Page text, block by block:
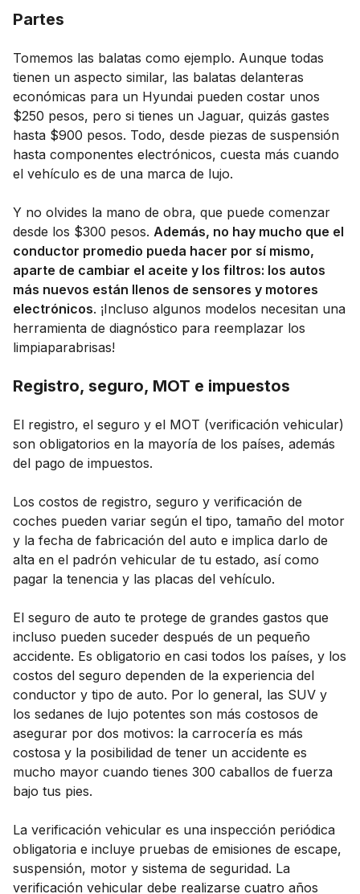
Partes
Tomemos las balatas como ejemplo. Aunque todas
tienen un aspecto similar, las balatas delanteras
económicas para un Hyundai pueden costar unos
$250 pesos, pero si tienes un Jaguar, quizás gastes
hasta $900 pesos. Todo, desde piezas de suspensión
hasta componentes electrónicos, cuesta más cuando
el vehículo es de una marca de lujo.
Y no olvides la mano de obra, que puede comenzar
desde los $300 pesos. Además, no hay mucho que el
conductor promedio pueda hacer por sí mismo,
aparte de cambiar el aceite y los filtros: los autos
más nuevos están llenos de sensores y motores
electrónicos. ¡Incluso algunos modelos necesitan una
herramienta de diagnóstico para reemplazar los
limpiaparabrisas!
Registro, seguro, MOT e impuestos
El registro, el seguro y el MOT (verificación vehicular)
son obligatorios en la mayoría de los países, además
del pago de impuestos.
Los costos de registro, seguro y verificación de
coches pueden variar según el tipo, tamaño del motor
y la fecha de fabricación del auto e implica darlo de
alta en el padrón vehicular de tu estado, así como
pagar la tenencia y las placas del vehículo.
El seguro de auto te protege de grandes gastos que
incluso pueden suceder después de un pequeño
accidente. Es obligatorio en casi todos los países, y los
costos del seguro dependen de la experiencia del
conductor y tipo de auto. Por lo general, las SUV y
los sedanes de lujo potentes son más costosos de
asegurar por dos motivos: la carrocería es más
costosa y la posibilidad de tener un accidente es
mucho mayor cuando tienes 300 caballos de fuerza
bajo tus pies.
La verificación vehicular es una inspección periódica
obligatoria e incluye pruebas de emisiones de escape,
suspensión, motor y sistema de seguridad. La
verificación vehicular debe realizarse cuatro años